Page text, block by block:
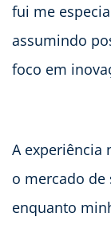
fui me
assumindo
foco em
A experiência
o mercado
enquanto